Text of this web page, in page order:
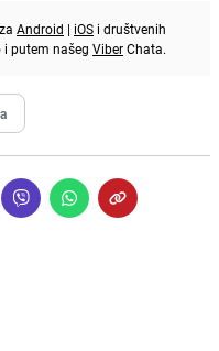
Android | iOS i društvenih
i putem našeg ViberChata.